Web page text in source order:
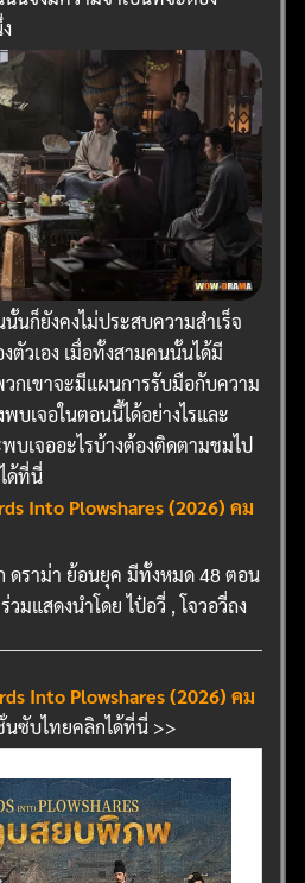
ก็ยังคงไม่ประสบความสำเร็จ
ตัวเอง เมื่อทั้งสามคนนั้นได้มี
กเขาจะมีแผนการรับมือกับความ
บเจอในตอนนี้ได้อย่างไรและ
พบเจออะไรบ้างต้องติดตามชมไป
ด้ที่นี่
Into Plowshares (2026) คม
ดราม่า ย้อนยุค มีทั้งหมด 48 ตอน
มแสดงนำโดย ไป๋อวี่ , โจวอวี่ถง
Into Plowshares (2026) คม
นซับไทยคลิกได้ที่นี่ >>